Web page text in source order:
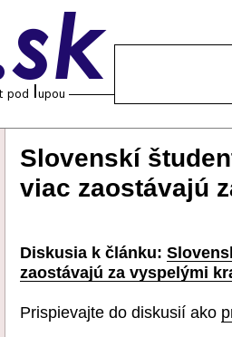
Slovenskí
viac zaostávajú
Diskusia k článku:
zaostávajú za vyspelými
Prispievajte do diskusií ako